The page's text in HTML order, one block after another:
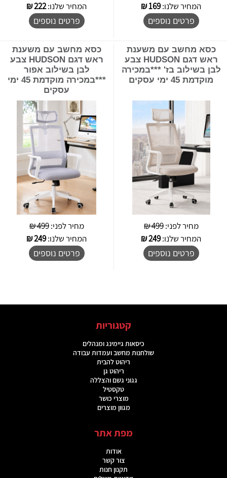
המחיר שלנו:169
₪
פרטים נוספים
המחיר שלנו:222
₪
פרטים נוספים
כסא מחשב עם משענת
ראש דגם HUDSON צבע
לבן בשילוב בז' ***במכירה
מוקדמת 45 ימי עסקים
מחיר לפני:499 ₪
המחיר שלנו:249
₪
פרטים נוספים
כסא מחשב עם משענת
ראש דגם HUDSON צבע
לבן בשילוב אפור
***במכירה מוקדמת 45 ימי
עסקים
מחיר לפני:499 ₪
המחיר שלנו:249
₪
פרטים נוספים
קטגוריות
כיסאות גיימינג ומנהלים
שולחנות מחשב ועמדות עבודה
ריהוט להבית
ריהוט גן
גגוני גשם והצללה
טקסטיל
מוצרי כושר
מגוון מוצרים
מפת אתר
אודות
צור קשר
תקנון חנות